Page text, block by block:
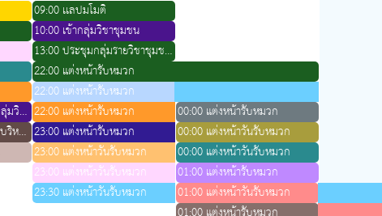
16:00 พบอาจารย์ประจำกลุ่มวิชาจิตเวช
19:00 ทำงานกลุ่มวิชาการบริหารสุขภาวะชุมชน 2
09:00 เเลปมโมติ
10:00 เข้ากลุ่มวิชาชุมชน
13:00 ประชุมกลุ่มรายวิชาชุมชน2
22:00 แต่งหน้ารับหมวก
22:00 แต่งหน้ารับหมวก
22:00 แต่งหน้ารับหมวก
23:00 แต่งหน้ารับหมวก
23:00 แต่งหน้าวันรับหมวก
23:00 แต่งหน้าวันรับหมวก
23:30 แต่งหน้าวันรับหมวก
00:00 แต่งหน้ารับหมวก
00:00 แต่งหน้าวันรับหมวก
00:00 แต่งหน้าวันรับหมวก
01:00 แต่งหน้ารับหมวก
01:00 แต่งหน้าวันรับหมวก